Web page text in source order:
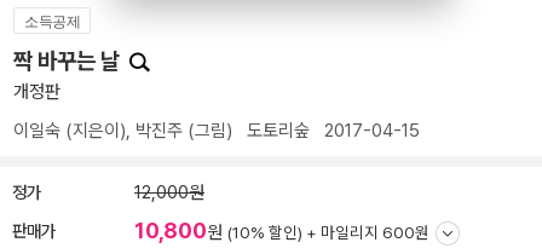
소득공제
짝 바꾸는 날
개정판
이일숙 (지은이), 박진주 (그림) 도토리숲 2017-04-15
정가 12,000원
판매가 10,800원 (10% 할인) + 마일리지 600원